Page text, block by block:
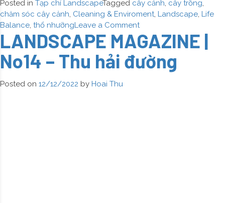
Posted in Tạp chí LandscapeTagged cây cảnh, cây trồng,
chăm sóc cây cảnh, Cleaning & Enviroment, Landscape, Life
Balance, thổ nhưỡngLeave a Commenton
LANDSCAPE
MAGAZINE
No15
LANDSCAPE MAGAZINE |
No14 – Thu hải đường
Posted on 12/12/2022 by Hoai Thu